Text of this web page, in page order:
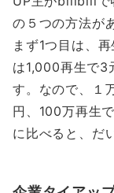
の５つの方法が
まず1つ目は、
は1,000再生で3
す。なので、１
円、100万再生
に比べると、だ